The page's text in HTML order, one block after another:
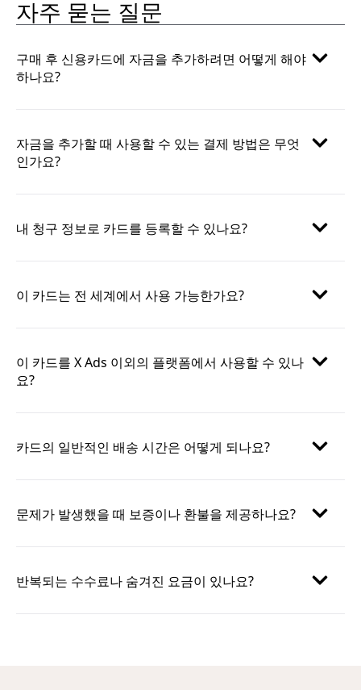
자주 묻는 질문
구매 후 신용카드에 자금을 추가하려면 어떻게 해야
하나요?
자금을 추가할 때 사용할 수 있는 결제 방법은 무엇
인가요?
내 청구 정보로 카드를 등록할 수 있나요?
이 카드는 전 세계에서 사용 가능한가요?
이 카드를 X Ads 이외의 플랫폼에서 사용할 수 있나
요?
카드의 일반적인 배송 시간은 어떻게 되나요?
문제가 발생했을 때 보증이나 환불을 제공하나요?
반복되는 수수료나 숨겨진 요금이 있나요?